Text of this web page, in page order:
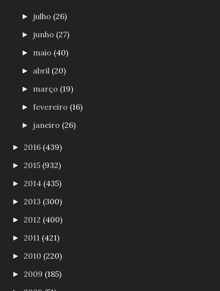
► julho (26)
► junho (27)
► maio (40)
► abril (20)
► março (19)
►fevereiro (16)
► janeiro (26)
► 2016 (439)
► 2015 (932)
► 2014 (435)
► 2013 (300)
► 2012 (400)
► 2011 (421)
► 2010 (220)
► 2009 (185)